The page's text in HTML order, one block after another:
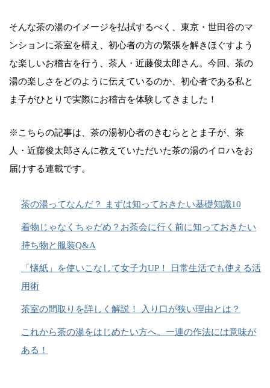
そんな茶の湯のイメージを払拭するべく、東京・世田谷のマ
ンションに茶室を構え、初心者の方の緊張を解きほぐすよう
な楽しいお稽古を行う、茶人・近藤俊太郎さん。今回、茶の
湯の楽しさをどのように伝えているのか、初心者である私と
ま子がひとりで実際にお稽古を体験してきました！
※こちらの記事は、茶の湯初心者のきむらととま子が、茶
人・近藤俊太郎さんに教えていただいた茶の湯のイロハをお
届けする連載です。
茶の湯ってなんだ？ まずは知っておきたい基礎知識10
着物じゃなくちゃだめ？お茶会に行く前に知っておきたい
持ち物と服装Q&A
「懐紙」を使いこなして女子力UP！ 日常生活でも使える活
用術
茶室の間取りを詳しく解説！ 入り口が狭い理由とは？
これから茶の湯をはじめたい方へ。一連の作法には意味が
ある！